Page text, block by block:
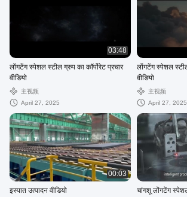
03:48
लोंगटेंग स्पेशल स्टील ग्रुप का कॉर्पोरेट प्रचार
वीडियो
主视频
April 27, 2025
लोंगटेंग स्पेशल
वीडियो
主视频
April 27, 2025
00:03
इस्पात उत्पादन वीडियो
चांगशू लोंगटेंग